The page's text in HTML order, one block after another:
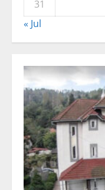
31
« Jul